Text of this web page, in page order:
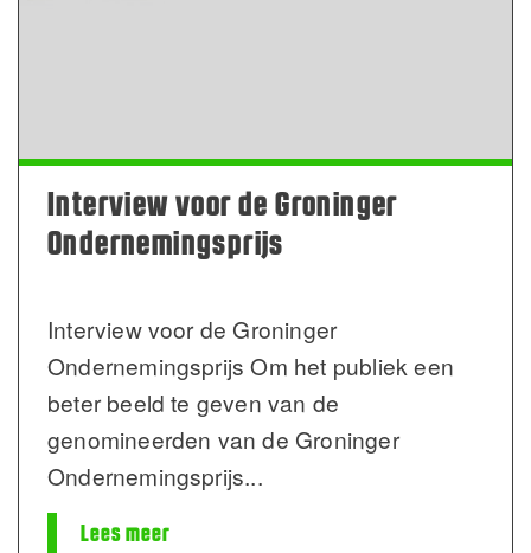
Interview voor de Groninger
Ondernemingsprijs
Interview voor de Groninger
Ondernemingsprijs Om het publiek een
beter beeld te geven van de
genomineerden van de Groninger
Ondernemingsprijs...
Lees meer